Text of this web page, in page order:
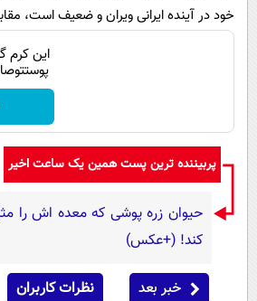
خود در آینده ایرانی ویران و ضعیف است،
این کرم
پوستتوصاف
پربیننده ترین پست همین یک ساعت اخیر
حیوان زره پوشی که معده اش را
کند! (+عکس)
خبر بعد نظرات کاربران